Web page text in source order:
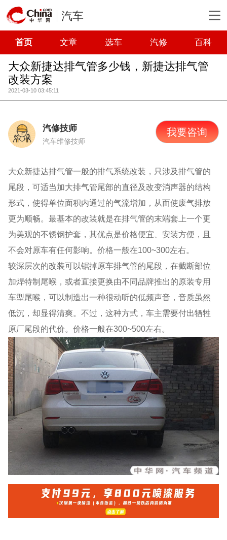
汽车
首页 文章 选车 汽修 百科
大众新捷达排气管多少钱，新捷达排气管
改装方案
2021-03-10 03:45:11
汽修技师
汽车维修技师
我要咨询
大众新捷达排气管一般的排气系统改装，只涉及排气管的
尾段，可适当加大排气管尾部的直径及改变消声器的结构
形式，使得单位面积内通过的气流增加，从而使废气排放
更为顺畅。最基本的改装就是在排气管的末端套上一个更
为美观的不锈钢护套，其优点是价格便宜、安装方便，且
不会对原车有任何影响。价格一般在100~300左右。
较深层次的改装可以锯掉原车排气管的尾段，在截断部位
加焊特制尾喉，或者直接更换由不同品牌推出的原装专用
车型尾喉，可以制造出一种很动听的低频声音，音质虽然
低沉，却显得清爽。不过，这种方式，车主需要付出牺牲
原厂尾段的代价。价格一般在300~500左右。